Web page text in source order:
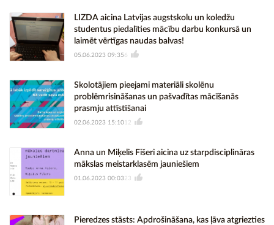
LIZDA aicina Latvijas augstskolu un koledžu
studentus piedalīties mācību darbu konkursā un
laimēt vērtīgas naudas balvas!
05.06.2023 09:35 6
Skolotājiem pieejami materiāli skolēnu
problēmrisināšanas un pašvadītas mācīšanās
prasmju attīstīšanai
02.06.2023 15:1012
Anna un Miķelis Fišeri aicina uz starpdisciplināras
mākslas meistarklasēm jauniešiem
01.06.2023 00:03 23
Pieredzes stāsts: Apdrošināšana, kas ļāva atgriezties